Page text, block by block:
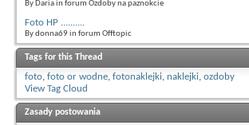
By Daria in forum Ozdoby na paznokcie
Foto HP ..........
By donna69 in forum Offtopic
Tags for this Thread
foto, foto or wodne, fotonaklejki, naklejki, ozdoby
View Tag Cloud
Zasady postowania